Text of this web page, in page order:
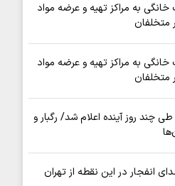
به مراکز تهیه و عرضه مواد
متخلفان
به مراکز تهیه و عرضه مواد
متخلفان
چند روز آینده اعلام شد/ رگبار و
انفجار در این نقطه از تهران